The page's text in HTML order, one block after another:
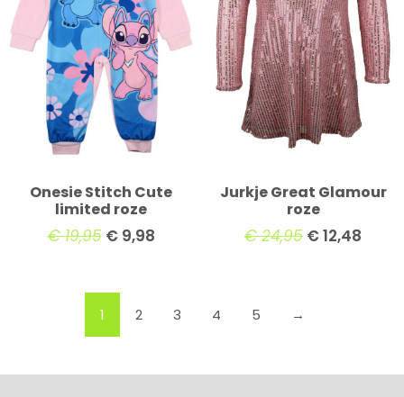
Onesie Stitch Cute
limited roze
€19,95 €9,98
Jurkje Great Glamour
roze
€24,95 €12,48
1 2 3 4 5 →